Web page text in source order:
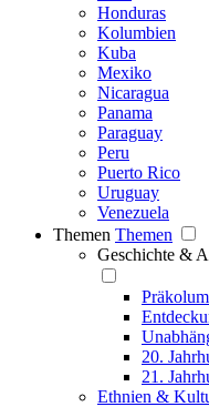
Honduras
Kolumbien
Kuba
Mexiko
Nicaragua
Panama
Paraguay
Peru
Puerto Rico
Uruguay
Venezuela
Themen Themen
Geschichte &
20.
21.
Ethnien &